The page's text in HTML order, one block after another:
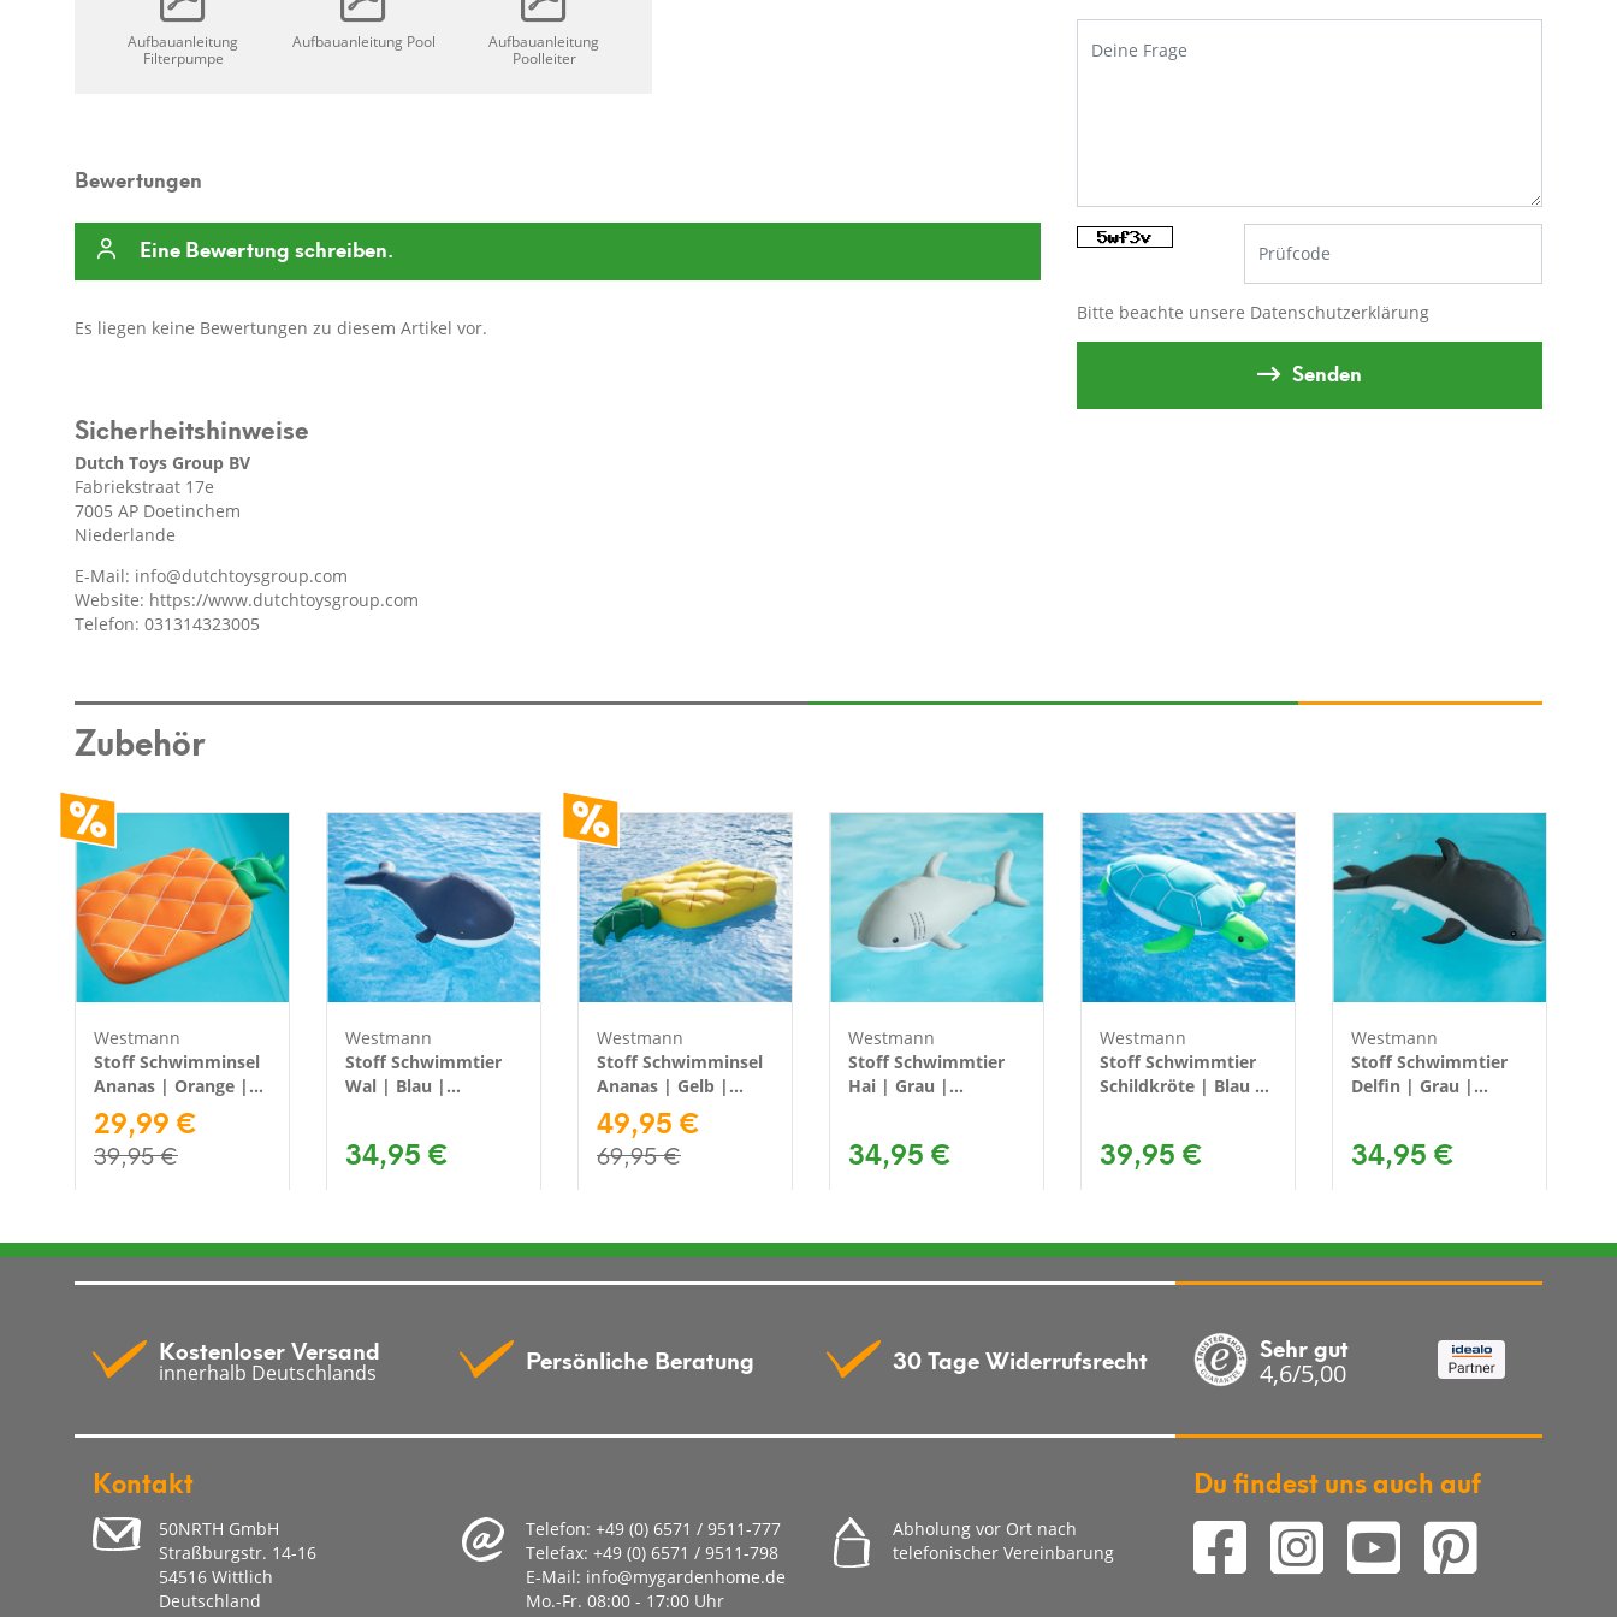
Aufbauanleitung
Filterpumpe
Aufbauanleitung Pool
Aufbauanleitung
Poolleiter
Bewertungen
Eine Bewertung schreiben.
Es liegen keine Bewertungen zu diesem Artikel vor.
Sicherheitshinweise
Dutch Toys Group BV
Fabriekstraat 17e
7005 AP Doetinchem
Niederlande
E-Mail: info@dutchtoysgroup.com
Website: https://www.dutchtoysgroup.com
Telefon: 031314323005
Bitte beachte unsere Datenschutzerklärung
Senden
Zubehör
Westmann
Stoff Schwimminsel
Ananas | Orange |
68x130x13 cm
29,99 €
39,95 €
Westmann
Stoff Schwimmtier
Wal | Blau |
34,95 €
Westmann
Stoff Schwimminsel
Ananas | Gelb |
68x130x13 cm
49,95 €
69,95 €
Westmann
Stoff Schwimmtier
Hai | Grau |
34,95 €
Westmann
Stoff Schwimmtier
Schildkröte | Blau |
39,95 €
Westmann
Stoff Schwimmtier
Delfin | Grau |
34,95 €
Kostenloser Versand
innerhalb Deutschlands Persönliche Beratung 30 Tage Widerrufsrecht Sehr gut
4,6/5,00
Kontakt
50NRTH GmbH
Straßburgstr. 14-16
54516 Wittlich
Deutschland
Telefon: +49 (0) 6571 / 9511-777
Telefax: +49 (0) 6571 / 9511-798
E-Mail: info@mygardenhome.de
Mo.-Fr. 08:00 - 17:00 Uhr
Abholung vor Ort nach
telefonischer Vereinbarung
Du findest uns auch auf